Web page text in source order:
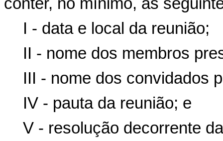
I - data e local da reunião;
II - nome dos membros
III - nome dos convidados
IV - pauta da reunião; e
V - resolução decorrente